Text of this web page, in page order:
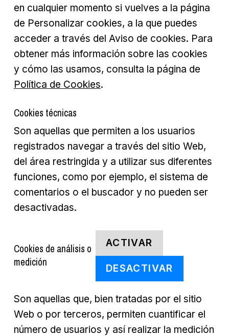
en cualquier momento si vuelves a la página
de Personalizar cookies, a la que puedes
acceder a través del Aviso de cookies. Para
obtener más información sobre las cookies
y cómo las usamos, consulta la página de
Política de Cookies.
Cookies técnicas
Son aquellas que permiten a los usuarios
registrados navegar a través del sitio Web,
del área restringida y a utilizar sus diferentes
funciones, como por ejemplo, el sistema de
comentarios o el buscador y no pueden ser
desactivadas.
Cookies de análisis o
medición
ACTIVAR
DESACTIVAR
Son aquellas que, bien tratadas por el sitio
Web o por terceros, permiten cuantificar el
número de usuarios y así realizar la medición